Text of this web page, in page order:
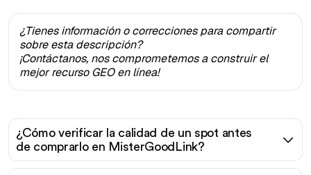
¿Tienes información o correcciones para compartir
sobre esta descripción?
¡Contáctanos, nos comprometemos a construir el
mejor recurso GEO en línea!
¿Cómo verificar la calidad de un spot antes
de comprarlo en MisterGoodLink?